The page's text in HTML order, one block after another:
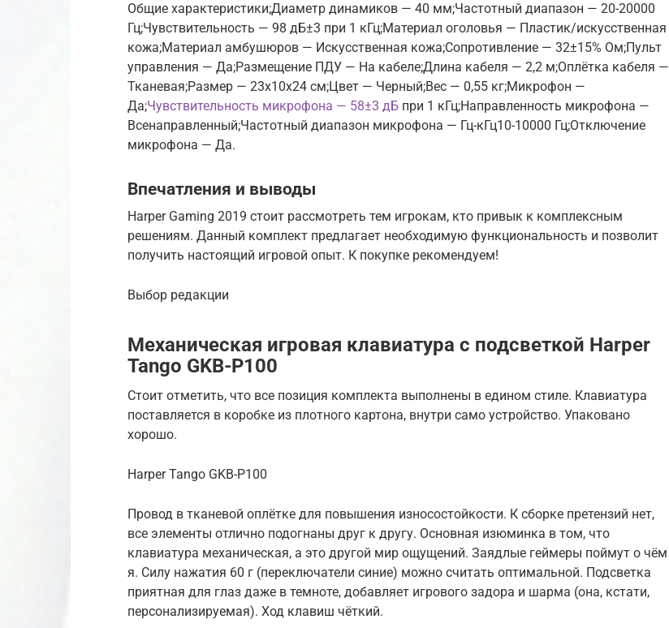
Общие характеристики;Диаметр динамиков — 40 мм;Частотный диапазон — 20-20000
Гц;Чувствительность — 98 дБ±3 при 1 кГц;Материал оголовья — Пластик/искусственная
кожа;Материал амбушюров — Искусственная кожа;Сопротивление — 32±15% Ом;Пульт
управления — Да;Размещение ПДУ — На кабеле;Длина кабеля — 2,2 м;Оплётка кабеля —
Тканевая;Размер — 23x10x24 см;Цвет — Черный;Вес — 0,55 кг;Микрофон —
Да;Чувствительность микрофона — 58±3 дБ при 1 кГц;Направленность микрофона —
Всенаправленный;Частотный диапазон микрофона — Гц-кГц10-10000 Гц;Отключение
микрофона — Да.
Впечатления и выводы
Harper Gaming 2019 стоит рассмотреть тем игрокам, кто привык к комплексным
решениям. Данный комплект предлагает необходимую функциональность и позволит
получить настоящий игровой опыт. К покупке рекомендуем!
Выбор редакции
Механическая игровая клавиатура с подсветкой Harper
Tango GKB-P100
Стоит отметить, что все позиция комплекта выполнены в едином стиле. Клавиатура
поставляется в коробке из плотного картона, внутри само устройство. Упаковано
хорошо.
Harper Tango GKB-P100
Провод в тканевой оплётке для повышения износостойкости. К сборке претензий нет,
все элементы отлично подогнаны друг к другу. Основная изюминка в том, что
клавиатура механическая, а это другой мир ощущений. Заядлые геймеры поймут о чём
я. Силу нажатия 60 г (переключатели синие) можно считать оптимальной. Подсветка
приятная для глаз даже в темноте, добавляет игрового задора и шарма (она, кстати,
персонализируемая). Ход клавиш чёткий.